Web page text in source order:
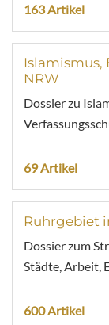
163 Artikel
Islamismus,
NRW
Dossier zu
69 Artikel
Ruhrgebiet
Dossier zum
Städte, Arbeit,
600 Artikel